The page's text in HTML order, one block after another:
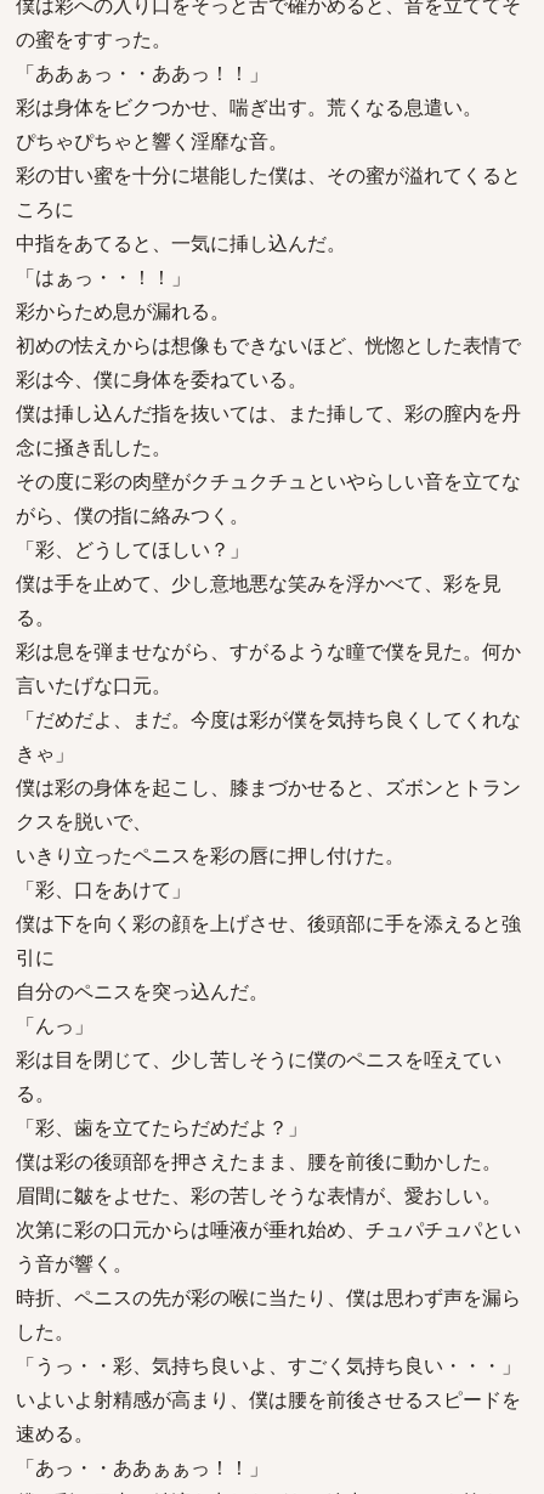
の蜜をすすった。
「ああぁっ・・ああっ！！」
彩は身体をビクつかせ、喘ぎ出す。荒くなる息遣い。
ぴちゃぴちゃと響く淫靡な音。
彩の甘い蜜を十分に堪能した僕は、その蜜が溢れてくると
ころに
中指をあてると、一気に挿し込んだ。
「はぁっ・・！！」
彩からため息が漏れる。
初めの怯えからは想像もできないほど、恍惚とした表情で
彩は今、僕に身体を委ねている。
僕は挿し込んだ指を抜いては、また挿して、彩の膣内を丹
念に掻き乱した。
その度に彩の肉壁がクチュクチュといやらしい音を立てな
がら、僕の指に絡みつく。
「彩、どうしてほしい？」
僕は手を止めて、少し意地悪な笑みを浮かべて、彩を見
る。
彩は息を弾ませながら、すがるような瞳で僕を見た。何か
言いたげな口元。
「だめだよ、まだ。今度は彩が僕を気持ち良くしてくれな
きゃ」
僕は彩の身体を起こし、膝まづかせると、ズボンとトラン
クスを脱いで、
いきり立ったペニスを彩の唇に押し付けた。
「彩、口をあけて」
僕は下を向く彩の顔を上げさせ、後頭部に手を添えると強
引に
自分のペニスを突っ込んだ。
「んっ」
彩は目を閉じて、少し苦しそうに僕のペニスを咥えてい
る。
「彩、歯を立てたらだめだよ？」
僕は彩の後頭部を押さえたまま、腰を前後に動かした。
眉間に皺をよせた、彩の苦しそうな表情が、愛おしい。
次第に彩の口元からは唾液が垂れ始め、チュパチュパとい
う音が響く。
時折、ペニスの先が彩の喉に当たり、僕は思わず声を漏ら
した。
「うっ・・彩、気持ち良いよ、すごく気持ち良い・・・」
いよいよ射精感が高まり、僕は腰を前後させるスピードを
速める。
「あっ・・ああぁぁっ！！」